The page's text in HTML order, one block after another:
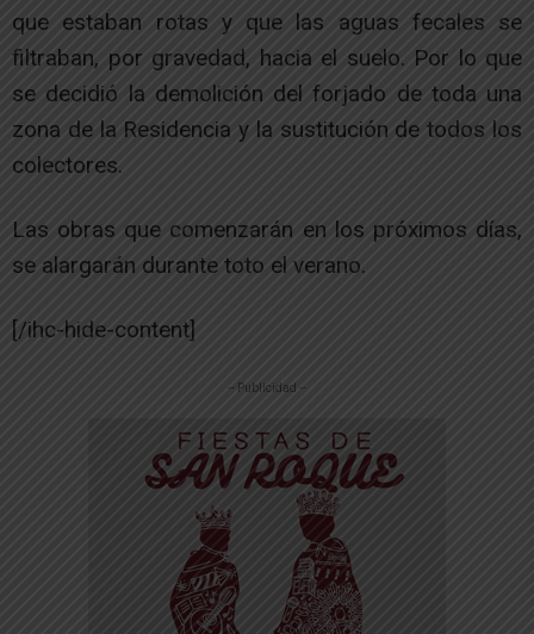
que estaban rotas y que las aguas fecales se
filtraban, por gravedad, hacia el suelo. Por lo que
se decidió la demolición del forjado de toda una
zona de la Residencia y la sustitución de todos los
colectores.
Las obras que comenzarán en los próximos días,
se alargarán durante toto el verano.
[/ihc-hide-content]
-- Publicidad --